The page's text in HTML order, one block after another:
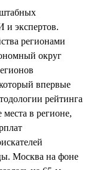
и экспертов.
регионами
округ
впервые
рейтинга
в регионе,
Москва на фоне